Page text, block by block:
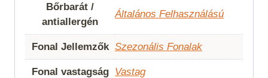
Bőrbarát /
antiallergén
Általános Felhasználású
Fonal Jellemzők Szezonális Fonalak
Fonal vastagság Vastag